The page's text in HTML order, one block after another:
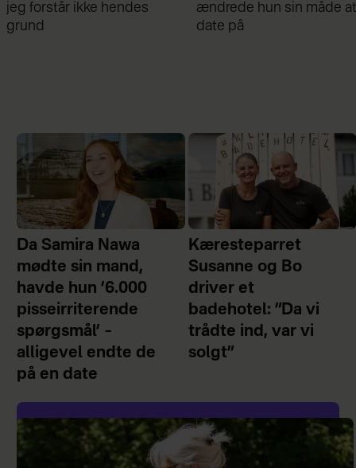
jeg forstår ikke hendes
grund
ændrede hun sin måde at
date på
Da Samira Nawa
mødte sin mand,
havde hun ’6.000
pisseirriterende
spørgsmål’ –
alligevel endte de
på en date
Kæresteparret
Susanne og Bo
driver et
badehotel: ”Da vi
trådte ind, var vi
solgt”